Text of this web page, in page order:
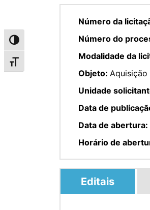
Alternar alto contraste
Alternar tamanho da fonte
Número da
Número do
Modalidade da
Objeto:
Unidade
Data de
Data de abertura:
Horário de
Editais